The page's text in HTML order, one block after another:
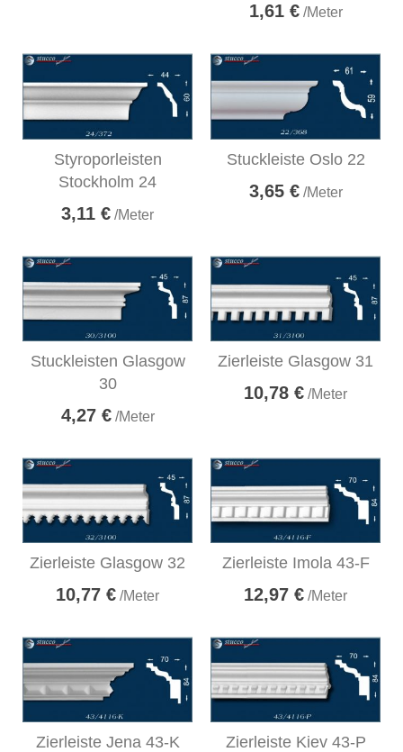
1,61 €/Meter
Styroporleisten
Stockholm 24
3,11 € /Meter
Stuckleiste Oslo 22
3,65 €/Meter
Stuckleisten Glasgow
30
4,27 €/Meter
Zierleiste Glasgow 31
10,78 € /Meter
Zierleiste Glasgow 32
10,77 € /Meter
Zierleiste Imola 43-F
12,97 € /Meter
Zierleiste Jena 43-K Zierleiste Kiev 43-P